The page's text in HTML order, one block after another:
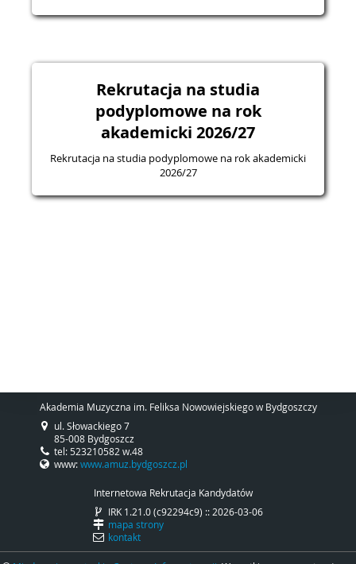
Rekrutacja na studia
podyplomowe na rok
akademicki 2026/27
Rekrutacja na studia podyplomowe na rok akademicki
2026/27
Akademia Muzyczna im. Feliksa Nowowiejskiego w Bydgoszczy
ul. Słowackiego 7
85-008 Bydgoszcz
tel: 523210582 w.48
www:www.amuz.bydgoszcz.pl
Internetowa Rekrutacja Kandydatów
IRK 1.21.0 (c92294c9) :: 2026-03-06
mapa strony
kontakt